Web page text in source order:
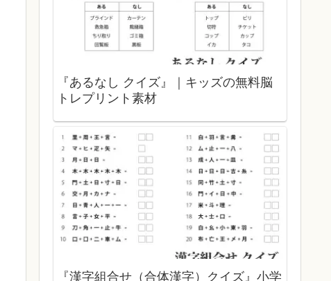
『あるなし クイズ』｜キッズの無料脳
トレプリント素材
『漢字組合せ（合体漢字）クイズ』小学